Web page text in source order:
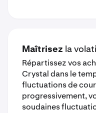
Maîtrisez la
Répartissez vos
Crystal dans le
fluctuations de
progressivement,
soudaines